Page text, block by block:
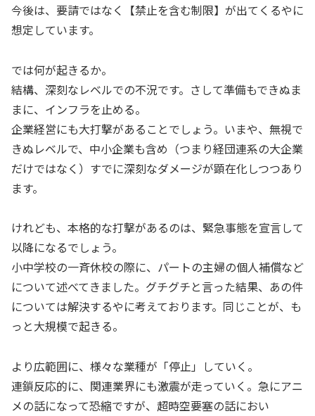
今後は、要請ではなく【禁止を含む制限】が出てくるやに
想定しています。
では何が起きるか。
結構、深刻なレベルでの不況です。さして準備もできぬま
まに、インフラを止める。
企業経営にも大打撃があることでしょう。いまや、無視で
きぬレベルで、中小企業も含め（つまり経団連系の大企業
だけではなく）すでに深刻なダメージが顕在化しつつあり
ます。
けれども、本格的な打撃があるのは、緊急事態を宣言して
以降になるでしょう。
小中学校の一斉休校の際に、パートの主婦の個人補償など
について述べてきました。グチグチと言った結果、あの件
については解決するやに考えております。同じことが、も
っと大規模で起きる。
より広範囲に、様々な業種が「停止」していく。
連鎖反応的に、関連業界にも激震が走っていく。急にアニ
メの話になって恐縮ですが、超時空要塞の話におい